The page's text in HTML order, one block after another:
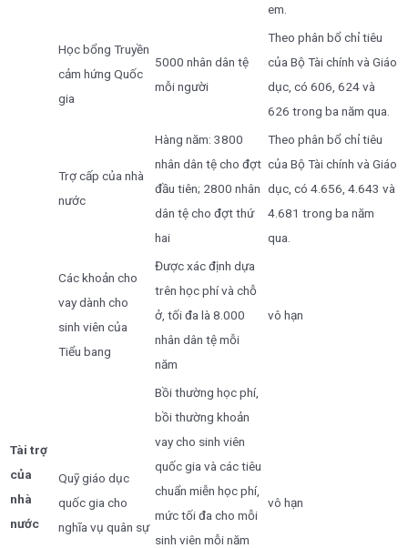
Tài trợ
của
nhà
nước
em.
Học bổng Truyền
cảm hứng Quốc
gia
5000 nhân dân tệ
mỗi người
Theo phân bổ chỉ tiêu
của Bộ Tài chính và Giáo
dục, có 606, 624 và
626 trong ba năm qua.
Trợ cấp của nhà
nước
Hàng năm: 3800
nhân dân tệ cho đợt
đầu tiên; 2800 nhân
dân tệ cho đợt thứ
hai
Theo phân bổ chỉ tiêu
của Bộ Tài chính và Giáo
dục, có 4.656, 4.643 và
4.681 trong ba năm
qua.
Các khoản cho
vay dành cho
sinh viên của
Tiểu bang
Được xác định dựa
trên học phí và chỗ
ở, tối đa là 8.000
nhân dân tệ mỗi
năm
vô hạn
Quỹ giáo dục
quốc gia cho
nghĩa vụ quân sự
Bồi thường học phí,
bồi thường khoản
vay cho sinh viên
quốc gia và các tiêu
chuẩn miễn học phí,
mức tối đa cho mỗi
sinh viên mỗi năm
vô hạn